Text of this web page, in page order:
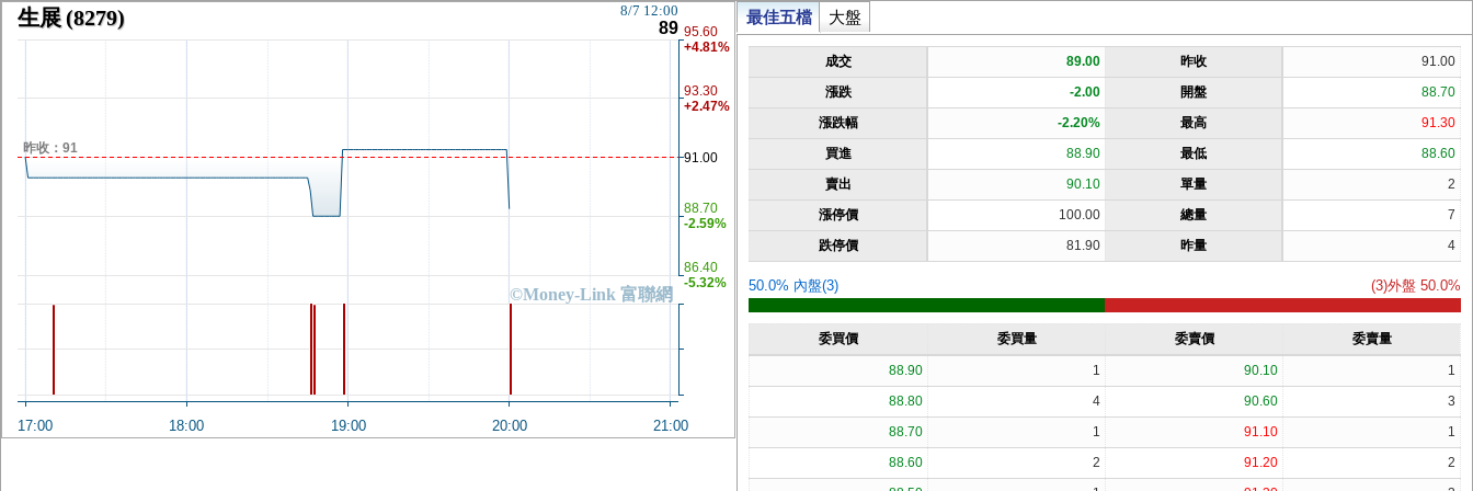
生展(8279)
©Money-Link 富聯網
8/7 12:00
89
昨收：91
17:00 18:00 19:00 20:00 21:00
86.40
-5.32%
88.70
-2.59%
91.00
93.30
+2.47%
95.60
+4.81%
最佳五檔 大盤
成交 89.00 昨收
91.00
漲跌
-2.00 開盤
88.70
漲跌幅
-2.20% 最高
91.30
買進
88.90 最低
88.60
賣出
90.10 單量
2
漲停價
100.00 總量
7
跌停價
81.90 昨量 4
50.0% 內盤(3) (3)外盤 50.0%
委買價 委買量 委賣價 委賣量
88.90 1 90.10
1
88.80
4 90.60
3
88.70
1 91.10
1
88.60
2 91.20
2